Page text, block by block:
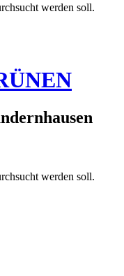
werden soll.
werden soll.